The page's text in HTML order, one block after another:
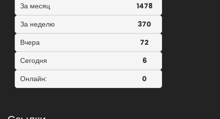
За месяц
1478
За неделю
370
Вчера
72
Сегодня
6
Онлайн:
0